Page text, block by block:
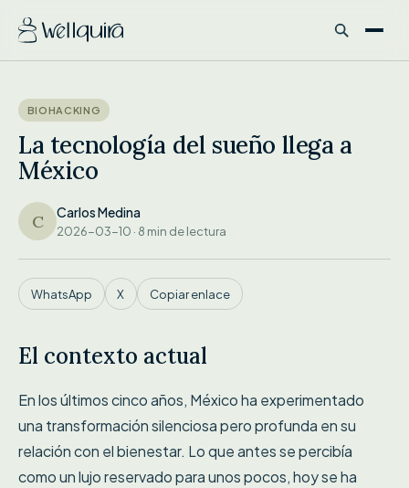
LA TECNOLOGÍA DEL SUEÑO LLEGA A MÉXICO...
BIOHACKING
La tecnología del sueño llega a
México
C Carlos Medina
2026-03-10 · 8 min de lectura
WhatsApp X Copiar enlace
El contexto actual
En los últimos cinco años, México ha experimentado
una transformación silenciosa pero profunda en su
relación con el bienestar. Lo que antes se percibía
como un lujo reservado para unos pocos, hoy se ha